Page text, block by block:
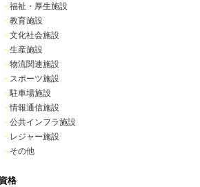
・ 福祉・厚生施設
・ 教育施設
・ 文化社会施設
・ 生産施設
・ 物流関連施設
・ スポーツ施設
・駐車場施設
・情報通信施設
・ 公共インフラ施設
・ レジャー施設
・ その他
資格